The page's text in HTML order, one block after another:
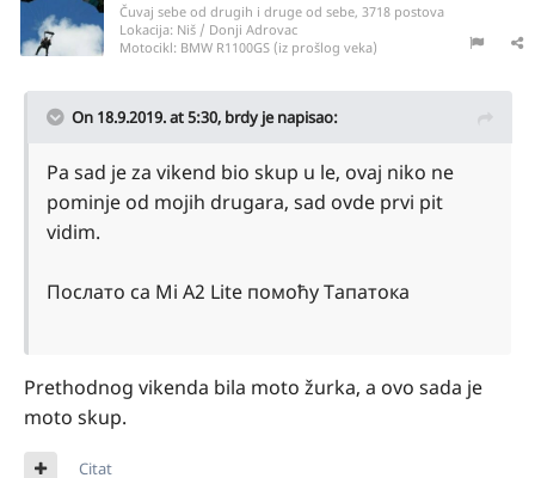
Čuvaj sebe od drugih i druge od sebe, 3718 postova
Lokacija: Niš / Donji Adrovac
Motocikl: BMW R1100GS (iz prošlog veka)
On 18.9.2019. at 5:30, brdy je napisao:
Pa sad je za vikend bio skup u le, ovaj niko ne
pominje od mojih drugara, sad ovde prvi pit
vidim.
Послато са Mi A2 Lite помоћу Тапатока
Prethodnog vikenda bila moto žurka, a ovo sada je
moto skup.
Citat